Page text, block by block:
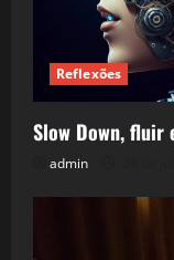
Reflexões
Slow Down, fluir
admin